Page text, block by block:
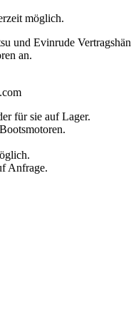
möglich.
und Evinrude
an.
für sie auf Lager.
Anfrage.